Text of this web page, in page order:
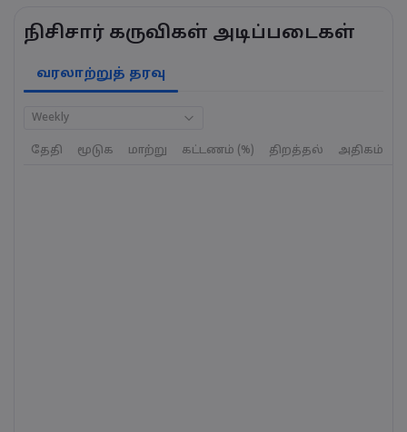
நிசிசார் கருவிகள் அடிப்படைகள்
வரலாற்றுத் தரவு
Weekly
தேதி மூடுக மாற்று கட்டணம் (%) திறத்தல் அதிகம்